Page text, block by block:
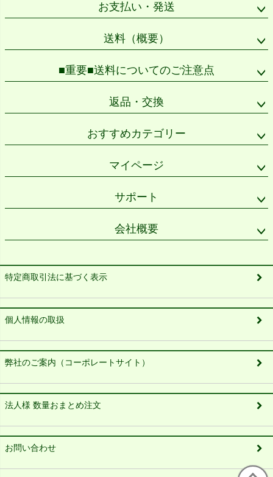
お支払い・発送
送料（概要）
■重要■送料についてのご注意点
返品・交換
おすすめカテゴリー
マイページ
サポート
会社概要
特定商取引法に基づく表示
個人情報の取扱
弊社のご案内（コーポレートサイト）
法人様 数量おまとめ注文
お問い合わせ